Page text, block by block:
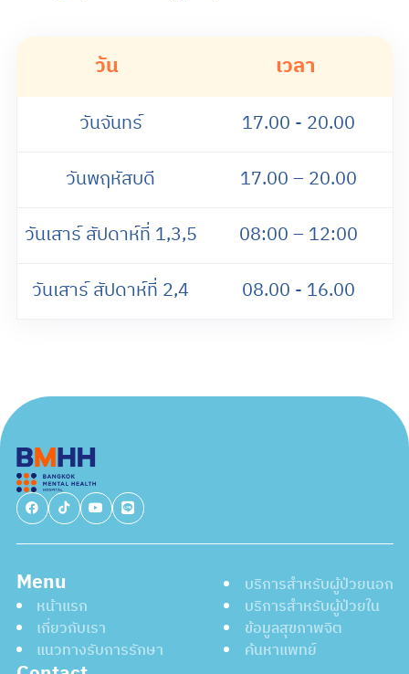
วัน เวลา
วันจันทร์
17.00 - 20.00
วันพฤหัสบดี
17.00 – 20.00
วันเสาร์ สัปดาห์ที่ 1,3,5
08:00 – 12:00
วันเสาร์ สัปดาห์ที่ 2,4
08.00 - 16.00
Menu
หน้าแรก
เกี่ยวกับเรา
แนวทางรับการรักษา
บริการสำหรับผู้ป่วยนอก
บริการสำหรับผู้ป่วยใน
ข้อมูลสุขภาพจิต
ค้นหาแพทย์